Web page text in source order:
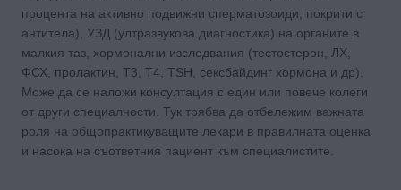
процента на активно подвижни сперматозоиди, покрити с
антитела), УЗД (ултразвукова диагностика) на органите в
малкия таз, хормонални изследвания (тестостерон, ЛХ,
ФСХ, пролактин, Т3, Т4, ТSН, сексбайдинг хормона и др).
Може да се наложи консултация с един или повече колеги
от други специалности. Тук трябва да отбележим важната
роля на общопрактикуващите лекари в правилната оценка
и насока на съответния пациент към специалистите.